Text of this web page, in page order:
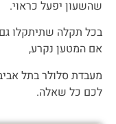
שהשעון יפעל כראוי.
בכל תקלה שתיתקלו
אם המטען נקרע,
מעבדת סלולר בתל
לכם כל שאלה.